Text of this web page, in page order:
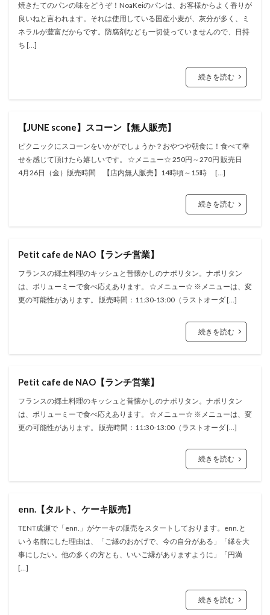
焼きたてのパンの味をどうぞ！NoaKeiのパンは、お客様からよく香りが
良いねと言われます。それは使用している国産小麦が、灰分が多く、ミ
ネラルが豊富だからです。防腐剤なども一切使っていませんので、日持
ち […]
続きを読む
【JUNE scone】スコーン【無人販売】
ピクニックにスコーンをいかがでしょうか？おやつや朝食に！食べて幸
せを感じて頂けたら嬉しいです。 ☆メニュー☆ 250円～270円 販売日
4月26日（金）販売時間 【店内無人販売】14時頃～15時 […]
続きを読む
Petit cafe de NAO【ランチ営業】
フランスの郷土料理のキッシュと昔懐かしのナポリタン。ナポリタン
は、ボリューミーで食べ応えあります。 ☆メニュー☆ ※メニューは、変
更の可能性があります。 販売時間：11:30-13:00（ラストオーダ […]
続きを読む
Petit cafe de NAO【ランチ営業】
フランスの郷土料理のキッシュと昔懐かしのナポリタン。ナポリタン
は、ボリューミーで食べ応えあります。 ☆メニュー☆ ※メニューは、変
更の可能性があります。 販売時間：11:30-13:00（ラストオーダ […]
続きを読む
enn.【タルト、ケーキ販売】
TENT成瀬で「enn.」がケーキの販売をスタートしております。enn.と
いう名前にした理由は、「ご縁のおかげで、今の自分がある」「縁を大
事にしたい。他の多くの方とも、いいご縁がありますように」「円満
[…]
続きを読む